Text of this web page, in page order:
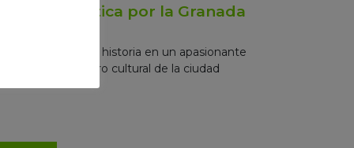
matemática por la Granada
matemáticas e historia en un apasionante
por el centro cultural de la ciudad